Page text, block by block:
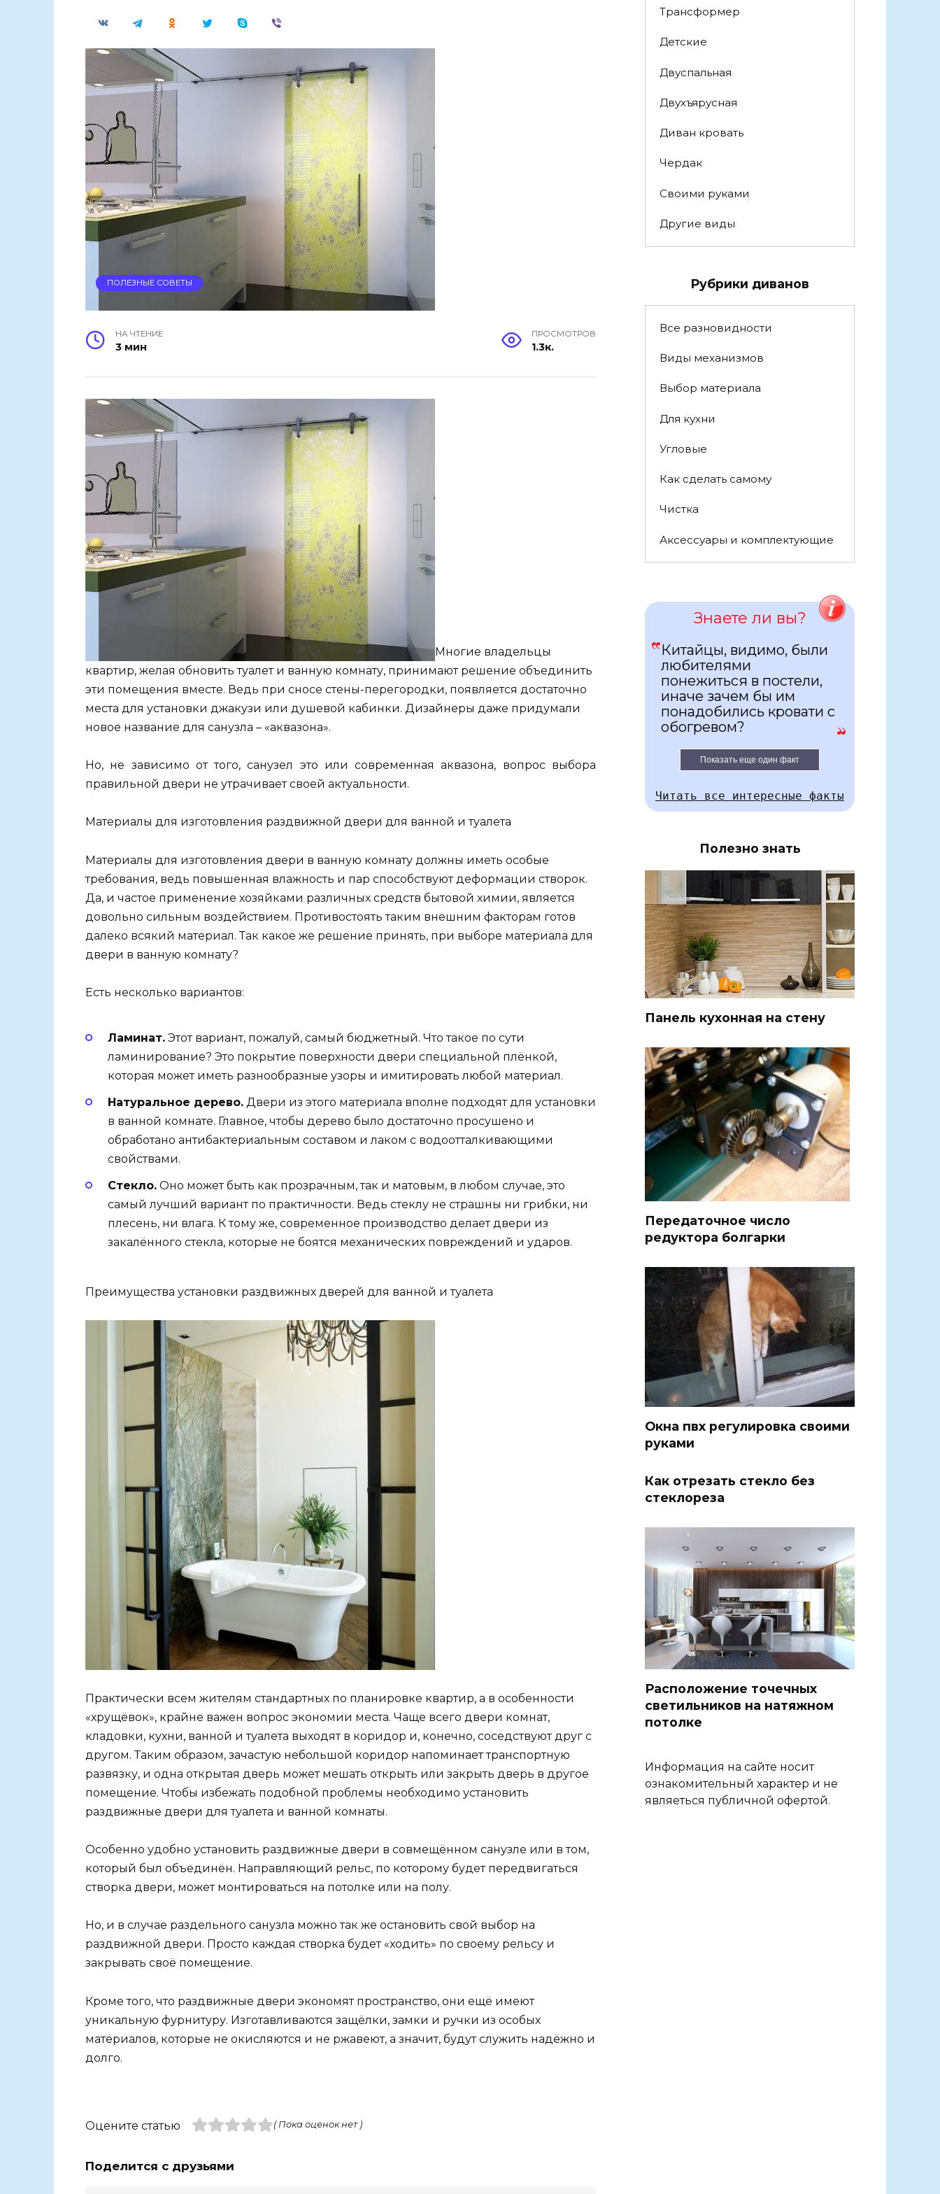
ПОЛЕЗНЫЕ СОВЕТЫ
НА ЧТЕНИЕ
3 мин
ПРОСМОТРОВ
1.3к.
Многие владельцы
квартир, желая обновить туалет и ванную комнату, принимают решение объединить
эти помещения вместе. Ведь при сносе стены-перегородки, появляется достаточно
места для установки джакузи или душевой кабинки. Дизайнеры даже придумали
новое название для санузла – «аквазона».
Но, не зависимо от того, санузел это или современная аквазона, вопрос выбора
правильной двери не утрачивает своей актуальности.
Материалы для изготовления раздвижной двери для ванной и туалета
Материалы для изготовления двери в ванную комнату должны иметь особые
требования, ведь повышенная влажность и пар способствуют деформации створок.
Да, и частое применение хозяйками различных средств бытовой химии, является
довольно сильным воздействием. Противостоять таким внешним факторам готов
далеко всякий материал. Так какое же решение принять, при выборе материала для
двери в ванную комнату?
Есть несколько вариантов:
Ламинат. Этот вариант, пожалуй, самый бюджетный. Что такое по сути
ламинирование? Это покрытие поверхности двери специальной плёнкой,
которая может иметь разнообразные узоры и имитировать любой материал.
Натуральное дерево. Двери из этого материала вполне подходят для установки
в ванной комнате. Главное, чтобы дерево было достаточно просушено и
обработано антибактериальным составом и лаком с водоотталкивающими
свойствами.
Стекло. Оно может быть как прозрачным, так и матовым, в любом случае, это
самый лучший вариант по практичности. Ведь стеклу не страшны ни грибки, ни
плесень, ни влага. К тому же, современное производство делает двери из
закалённого стекла, которые не боятся механических повреждений и ударов.
Преимущества установки раздвижных дверей для ванной и туалета
Практически всем жителям стандартных по планировке квартир, а в особенности
«хрущёвок», крайне важен вопрос экономии места. Чаще всего двери комнат,
кладовки, кухни, ванной и туалета выходят в коридор и, конечно, соседствуют друг с
другом. Таким образом, зачастую небольшой коридор напоминает транспортную
развязку, и одна открытая дверь может мешать открыть или закрыть дверь в другое
помещение. Чтобы избежать подобной проблемы необходимо установить
раздвижные двери для туалета и ванной комнаты.
Особенно удобно установить раздвижные двери в совмещённом санузле или в том,
который был объединён. Направляющий рельс, по которому будет передвигаться
створка двери, может монтироваться на потолке или на полу.
Но, и в случае раздельного санузла можно так же остановить свой выбор на
раздвижной двери. Просто каждая створка будет «ходить» по своему рельсу и
закрывать своё помещение.
Кроме того, что раздвижные двери экономят пространство, они ещё имеют
уникальную фурнитуру. Изготавливаются защёлки, замки и ручки из особых
материалов, которые не окисляются и не ржавеют, а значит, будут служить надёжно и
долго.
Оцените статью ( Пока оценок нет )
Поделится с друзьями
Трансформер
Детские
Двуспальная
Двухъярусная
Диван кровать
Чердак
Своими руками
Другие виды
Рубрики диванов
Все разновидности
Виды механизмов
Выбор материала
Для кухни
Угловые
Как сделать самому
Чистка
Аксессуары и комплектующие
Знаете ли вы?
Китайцы, видимо, были
любителями
понежиться в постели,
иначе зачем бы им
понадобились кровати с
обогревом?
Показать еще один факт
Читать все интересные факты
Полезно знать
Панель кухонная на стену
Передаточное число
редуктора болгарки
Окна пвх регулировка своими
руками
Как отрезать стекло без
стеклореза
Расположение точечных
светильников на натяжном
потолке
Информация на сайте носит
ознакомительный характер и не
являеться публичной офертой.